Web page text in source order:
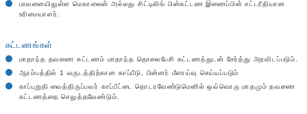
பாவனையிலுள்ள மெகாலைன் அல்லது சிட்டிலிங் பின்கட்டண இணைப்பின் சட்டரீதியான
உரிமையாளர்.
கட்டணங்கள்
மாதாந்த தவணை கட்டணம் மாதாந்த தொலைபேசி கட்டணத்துடன் சேர்த்து அறவிடப்படும்.
ஆரம்பத்தில் 1 வருடத்திற்கான காப்பீடு, பின்னர் மீளாய்வு செய்யப்படும்
காப்புறுதி வைத்திருப்பவர் காப்பீட்டை தொடரவேண்டுமெனில் ஒவ்வொரு மாதமும் தவணை
கட்டணத்தை செலுத்தவேண்டும்.